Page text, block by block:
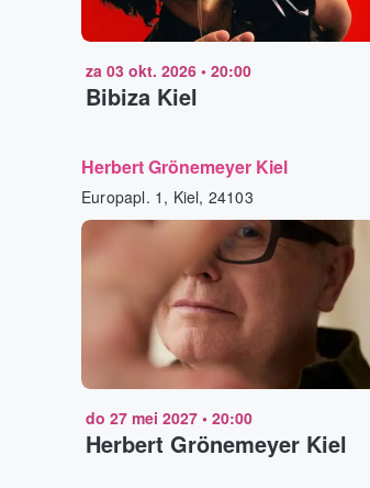
za 03 okt. 2026 • 20:00
Bibiza Kiel
Herbert Grönemeyer Kiel
Europapl. 1, Kiel, 24103
do 27 mei 2027 • 20:00
Herbert Grönemeyer Kiel